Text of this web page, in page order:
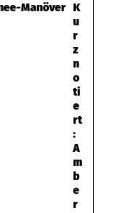
K
u
r
z
n
o
ti
e
rt
:
A
m
b
e
r